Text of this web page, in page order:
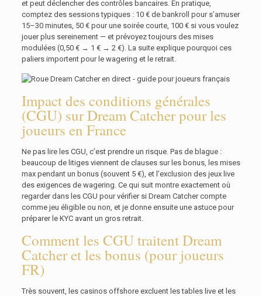
et peut déclencher des contrôles bancaires. En pratique,
comptez des sessions typiques : 10 € de bankroll pour s’amuser
15–30 minutes, 50 € pour une soirée courte, 100 € si vous voulez
jouer plus sereinement — et prévoyez toujours des mises
modulées (0,50 € → 1 € → 2 €). La suite explique pourquoi ces
paliers importent pour le wagering et le retrait.
Impact des conditions générales
(CGU) sur Dream Catcher pour les
joueurs en France
Ne pas lire les CGU, c’est prendre un risque. Pas de blague :
beaucoup de litiges viennent de clauses sur les bonus, les mises
max pendant un bonus (souvent 5 €), et l’exclusion des jeux live
des exigences de wagering. Ce qui suit montre exactement où
regarder dans les CGU pour vérifier si Dream Catcher compte
comme jeu éligible ou non, et je donne ensuite une astuce pour
préparer le KYC avant un gros retrait.
Comment les CGU traitent Dream
Catcher et les bonus (pour joueurs
FR)
Très souvent, les casinos offshore excluent les tables live et les